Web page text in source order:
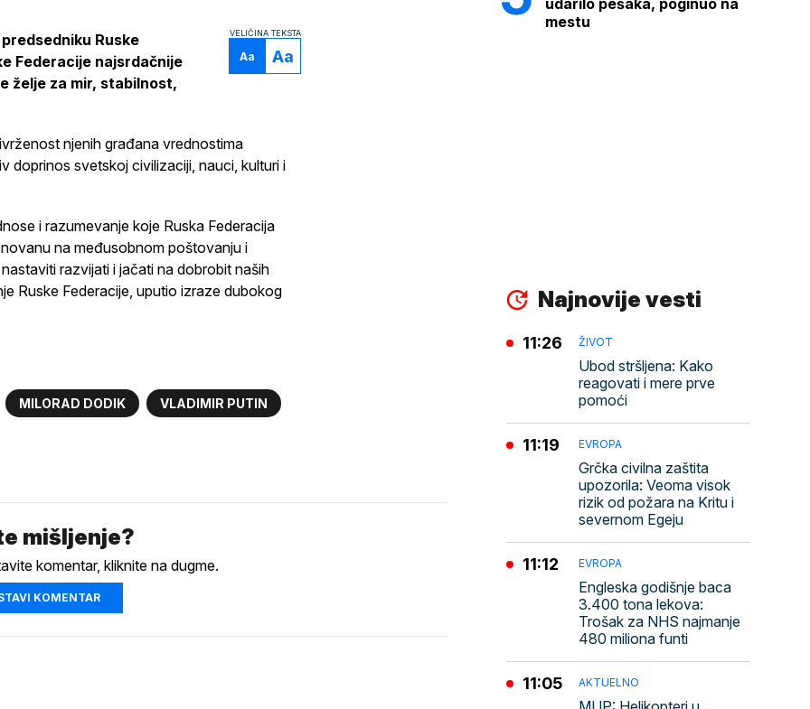
VELIČINA TEKSTA
Aa Aa
Ruske
Federacije najsrdačnije
želje za mir, stabilnost,
njenih građana vrednostima
doprinos svetskoj civilizaciji, nauci, kulturi i
i razumevanje koje Ruska Federacija
na međusobnom poštovanju i
razvijati i jačati na dobrobit naših
Ruske Federacije, uputio izraze dubokog
MILORAD DODIK VLADIMIR PUTIN
mišljenje?
komentar, kliknite na dugme.
KOMENTAR
udarilo pešaka, poginuo na
mestu
Najnovije vesti
ŽIVOT
Ubod stršljena: Kako
reagovati i mere prve
pomoći
11:26
EVROPA
Grčka civilna zaštita
upozorila: Veoma visok
rizik od požara na Kritu i
severnom Egeju
11:19
EVROPA
Engleska godišnje baca
3.400 tona lekova:
Trošak za NHS najmanje
480 miliona funti
11:12
AKTUELNO
11:05